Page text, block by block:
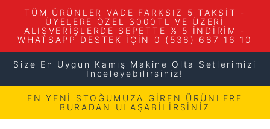
TÜM ÜRÜNLER VADE FARKSIZ 5 TAKSİT -
ÜYELERE ÖZEL 3000TL VE ÜZERİ
ALIŞVERİŞLERDE SEPETTE % 5 İNDİRİM -
WHATSAPP DESTEK İÇİN 0 (536) 667 16 10
Size En Uygun Kamış Makine Olta Setlerimizi
İnceleyebilirsiniz!
EN YENİ STOĞUMUZA GİREN ÜRÜNLERE
BURADAN ULAŞABİLİRSİNİZ